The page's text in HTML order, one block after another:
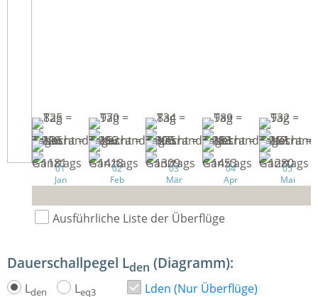
01
Jan
02
Feb
03
Mär
04
Apr
05
Mai
Ausführliche Liste der Überflüge
Dauerschallpegel Lden (Diagramm):
Lden Leq3
Lden (Nur Überflüge)